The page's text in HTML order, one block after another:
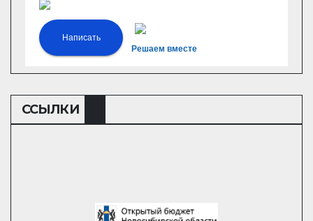
Написать
Решаем вместе
ССЫЛКИ